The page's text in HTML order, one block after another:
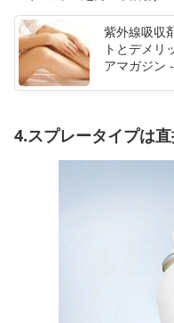
紫外線吸収
トとデメリ
アマガジン
4.スプレータイプは